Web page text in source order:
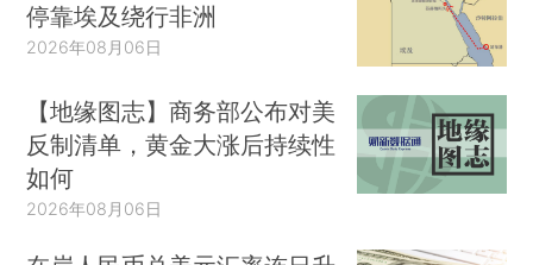
停靠埃及绕行非洲
2026年08月06日
【地缘图志】商务部公布对美
反制清单，黄金大涨后持续性
如何
2026年08月06日